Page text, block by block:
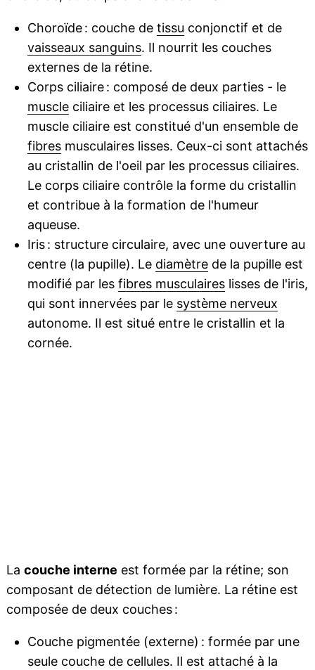
Choroïde : couche de tissu conjonctif et de
vaisseaux sanguins. Il nourrit les couches
externes de la rétine.
Corps ciliaire : composé de deux parties - le
muscleciliaire et les processus ciliaires. Le
muscle ciliaire est constitué d'un ensemble de
fibresmusculaires lisses. Ceux-ci sont attachés
au cristallin de l'oeil par les processus ciliaires.
Le corps ciliaire contrôle la forme du cristallin
et contribue à la formation de l'humeur
aqueuse.
Iris : structure circulaire, avec une ouverture au
centre (la pupille). Le diamètrede la pupille est
modifié par les fibres musculaireslisses de l'iris,
qui sont innervées par le système nerveux
autonome. Il est situé entre le cristallin et la
cornée.
La couche interne est formée par la rétine; son
composant de détection de lumière. La rétine est
composée de deux couches :
Couche pigmentée (externe) : formée par une
seule couche de cellules. Il est attaché à la